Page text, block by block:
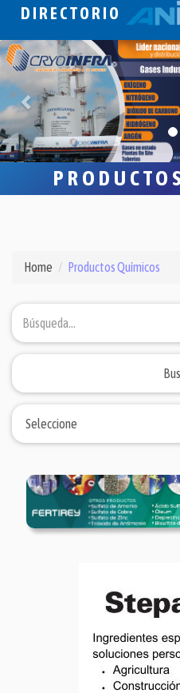
DIRECTORIO
Home Productos Químicos